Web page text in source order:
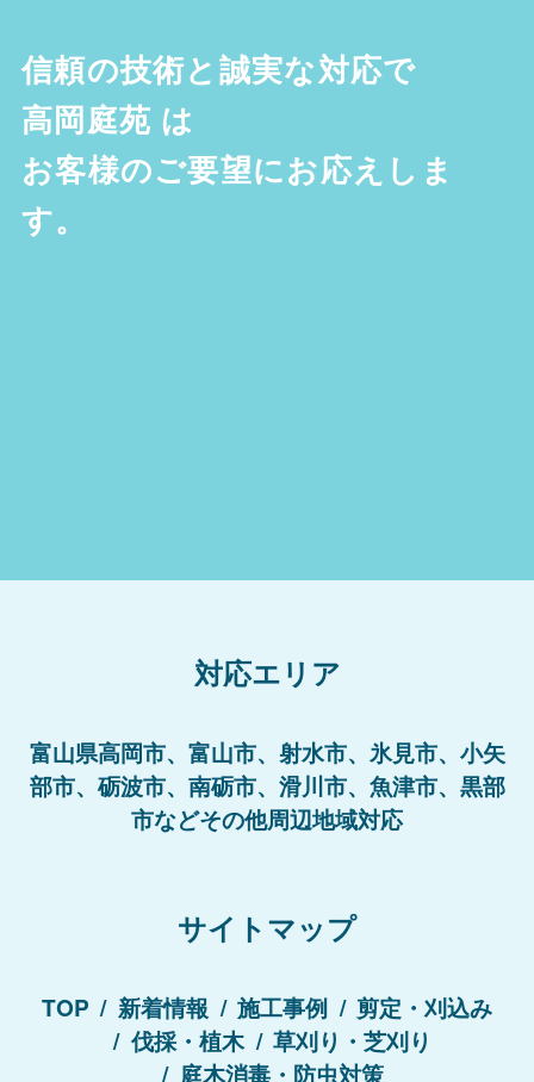
信頼の技術と誠実な対応で
高岡庭苑 は
お客様のご要望にお応えしま
す。
対応エリア
富山県高岡市、富山市、射水市、氷見市、小矢
部市、砺波市、南砺市、滑川市、魚津市、黒部
市などその他周辺地域対応
サイトマップ
TOP 新着情報 施工事例
剪定・刈込み
伐採・植木
草刈り・芝刈り
庭木消毒・防虫対策